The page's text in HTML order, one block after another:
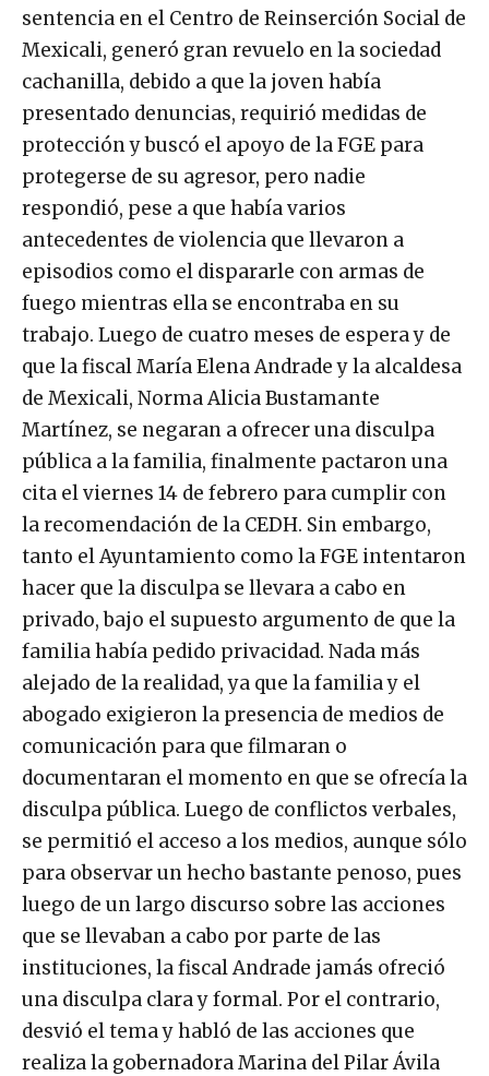
sentencia en el Centro de Reinserción Social de
Mexicali, generó gran revuelo en la sociedad
cachanilla, debido a que la joven había
presentado denuncias, requirió medidas de
protección y buscó el apoyo de la FGE para
protegerse de su agresor, pero nadie
respondió, pese a que había varios
antecedentes de violencia que llevaron a
episodios como el dispararle con armas de
fuego mientras ella se encontraba en su
trabajo. Luego de cuatro meses de espera y de
que la fiscal María Elena Andrade y la alcaldesa
de Mexicali, Norma Alicia Bustamante
Martínez, se negaran a ofrecer una disculpa
pública a la familia, finalmente pactaron una
cita el viernes 14 de febrero para cumplir con
la recomendación de la CEDH. Sin embargo,
tanto el Ayuntamiento como la FGE intentaron
hacer que la disculpa se llevara a cabo en
privado, bajo el supuesto argumento de que la
familia había pedido privacidad. Nada más
alejado de la realidad, ya que la familia y el
abogado exigieron la presencia de medios de
comunicación para que filmaran o
documentaran el momento en que se ofrecía la
disculpa pública. Luego de conflictos verbales,
se permitió el acceso a los medios, aunque sólo
para observar un hecho bastante penoso, pues
luego de un largo discurso sobre las acciones
que se llevaban a cabo por parte de las
instituciones, la fiscal Andrade jamás ofreció
una disculpa clara y formal. Por el contrario,
desvió el tema y habló de las acciones que
realiza la gobernadora Marina del Pilar Ávila